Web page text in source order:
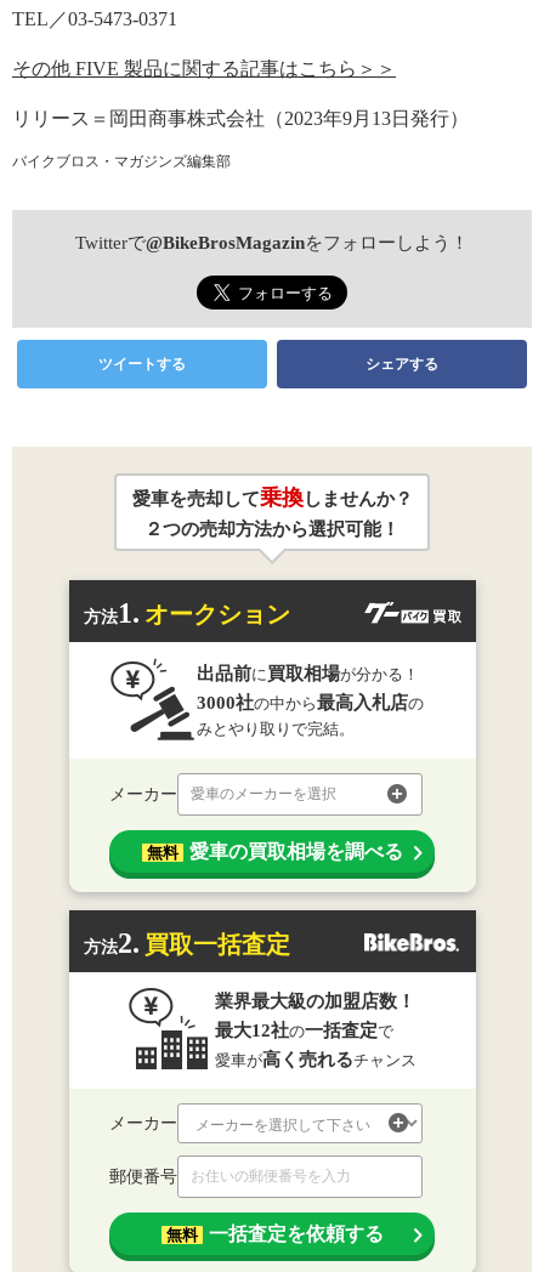
TEL／03-5473-0371
その他 FIVE 製品に関する記事はこちら＞＞
リリース＝岡田商事株式会社（2023年9月13日発行）
バイクブロス・マガジンズ編集部
Twitterで@BikeBrosMagazinをフォローしよう！
ツイートする シェアする
愛車を売却して乗換しませんか？
２つの売却方法から選択可能！
方法1. オークション
出品前に買取相場が分かる！
3000社の中から最高入札店の
みとやり取りで完結。
メーカー 愛車のメーカーを選択
無料 愛車の買取相場を調べる
方法2. 買取一括査定
業界最大級の加盟店数！
最大12社の一括査定で
愛車が高く売れるチャンス
メーカー
郵便番号
無料 一括査定を依頼する